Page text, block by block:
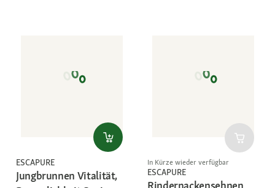
ESCAPURE
Jungbrunnen Vitalität,
In Kürze wieder verfügbar
ESCAPURE
Rindernackensehnen